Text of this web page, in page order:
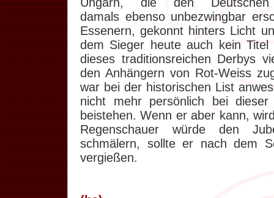
damals ebenso unbezwingbar
Essenern, gekonnt hinters Licht
dem Sieger heute auch kein
dieses traditionsreichen Derbys
den Anhängern von Rot-Weiss
war bei der historischen List
nicht mehr persönlich bei dieser
beistehen. Wenn er aber kann,
Regenschauer würde den
schmälern, sollte er nach dem
vergießen.